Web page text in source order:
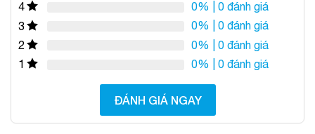
4
0% | 0 đánh giá
3
0% | 0 đánh giá
2
0% | 0 đánh giá
1
0% | 0 đánh giá
ĐÁNH GIÁ NGAY